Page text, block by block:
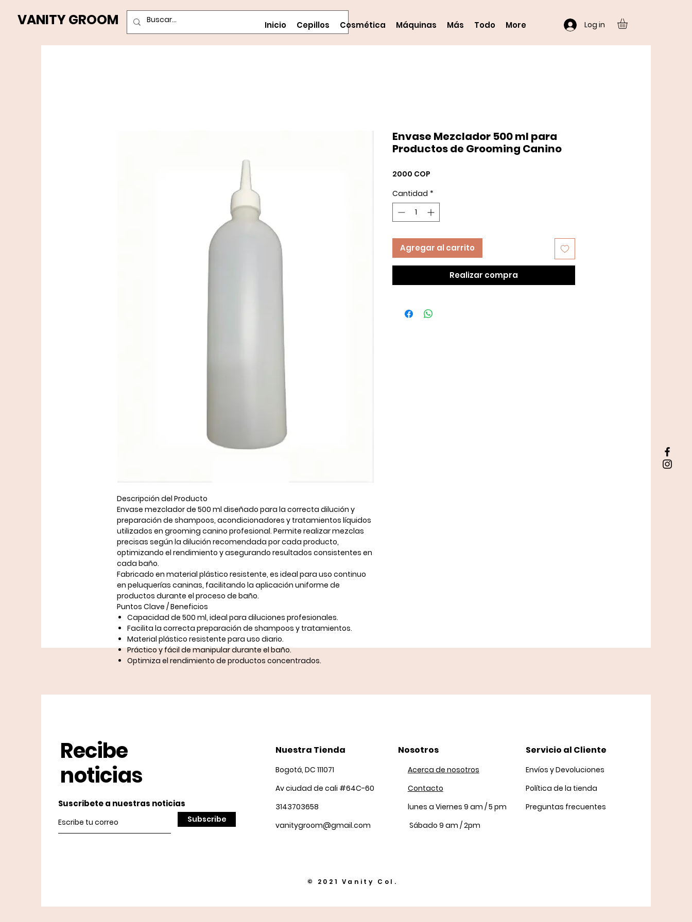
VANITY GROOM Inicio Cepillos Cosmética Máquinas Más Todo More Log in
Descripción del Producto
Envase mezclador de 500 ml diseñado para la correcta dilución y
preparación de shampoos, acondicionadores y tratamientos líquidos
utilizados en grooming canino profesional. Permite realizar mezclas
precisas según la dilución recomendada por cada producto,
optimizando el rendimiento y asegurando resultados consistentes en
cada baño.
Fabricado en material plástico resistente, es ideal para uso continuo
en peluquerías caninas, facilitando la aplicación uniforme de
productos durante el proceso de baño.
Puntos Clave / Beneficios
Capacidad de 500 ml, ideal para diluciones profesionales.
Facilita la correcta preparación de shampoos y tratamientos.
Material plástico resistente para uso diario.
Práctico y fácil de manipular durante el baño.
Optimiza el rendimiento de productos concentrados.
Envase Mezclador 500 ml para
Productos de Grooming Canino
2000 COP
Cantidad *
Agregar al carrito
Realizar compra
Recibe
noticias
Suscribete a nuestras noticias
Subscribe
Nuestra Tienda
Bogotá, DC 111071
Av ciudad de cali #64C-60
3143703658
vanitygroom@gmail.com
Nosotros
Acerca de nosotros
Contacto
lunes a Viernes 9 am / 5 pm
Sábado 9 am / 2pm
Servicio al Cliente
Envíos y Devoluciones
Política de la tienda
Preguntas frecuentes
© 2021 Vanity Col.